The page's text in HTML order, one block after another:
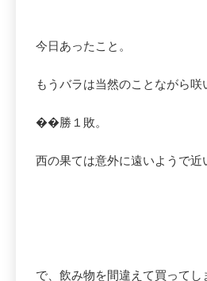
今日あったこと。
もうバラは当然のことながら咲
��勝１敗。
西の果ては意外に遠いようで近
で、飲み物を間違えて買ってし